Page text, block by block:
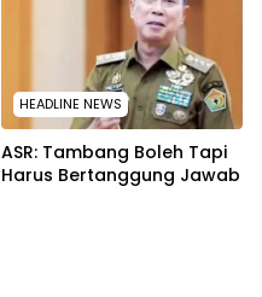
HEADLINE NEWS
ASR: Tambang Boleh Tapi
Harus Bertanggung Jawab